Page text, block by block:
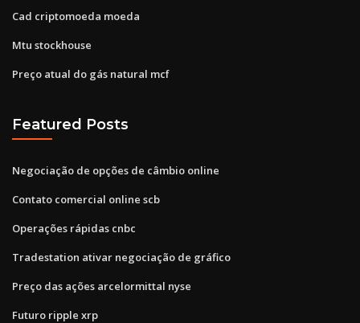
Cad criptomoeda moeda
Mtu stockhouse
Preço atual do gás natural mcf
Featured Posts
Negociação de opções de câmbio online
Contato comercial online scb
Operações rápidas cnbc
Tradestation ativar negociação de gráfico
Preço das ações arcelormittal nyse
Futuro ripple xrp